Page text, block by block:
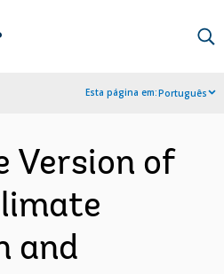
Esta página em:Português
Version of
and